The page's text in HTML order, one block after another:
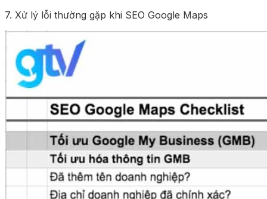
7. Xử lý lỗi thường gặp khi SEO Google Maps